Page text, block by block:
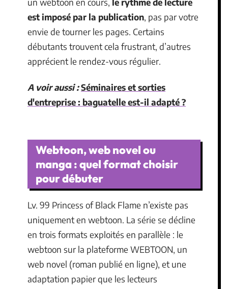
est imposé par la publication, pas par votre
envie de tourner les pages. Certains
débutants trouvent cela frustrant, d’autres
apprécient le rendez-vous régulier.
A voir aussi :Séminaires et sorties
d'entreprise : baguatelle est-il adapté ?
Webtoon, web novel ou
manga : quel format choisir
pour débuter
Lv. 99 Princess of Black Flame n’existe pas
uniquement en webtoon. La série se décline
en trois formats exploités en parallèle : le
webtoon sur la plateforme WEBTOON, un
web novel (roman publié en ligne), et une
adaptation papier que les lecteurs